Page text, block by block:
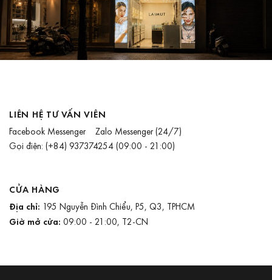
LIÊN HỆ TƯ VẤN VIÊN
Facebook Messenger Zalo Messenger(24/7)
Gọi điện: (+84) 937374254(09:00 - 21:00)
CỬA HÀNG
Địa chỉ: 195 Nguyễn Đình Chiểu, P5, Q3, TPHCM
Giờ mở cửa: 09:00 - 21:00, T2-CN